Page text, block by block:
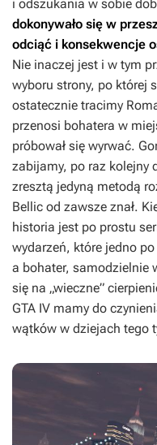
i odszukania w sobie
dokonywało się w
odciąć i konsekwencje
Nie inaczej jest i w tym
wyboru strony, po której
ostatecznie tracimy
przenosi bohatera w
próbował się wyrwać.
zabijamy, po raz kolejny
zresztą jedyną metodą
Bellic od zawsze znał.
historia jest po prostu
wydarzeń, które jedno
a bohater, samodzielnie
się na „wieczne”
GTA IV mamy do
wątków w dziejach tego